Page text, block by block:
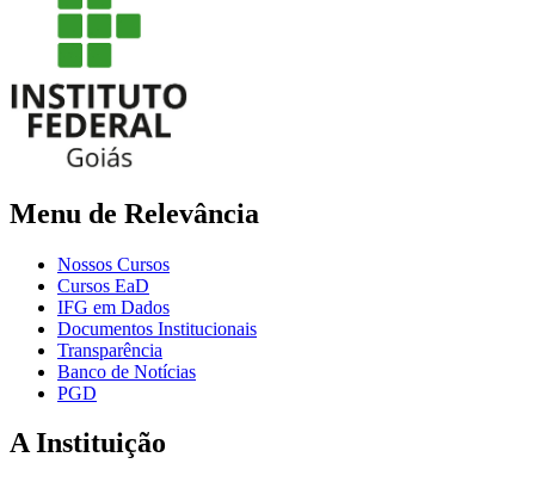
Menu de Relevância
Nossos Cursos
Cursos EaD
IFG em Dados
Documentos Institucionais
Transparência
Banco de Notícias
PGD
A Instituição